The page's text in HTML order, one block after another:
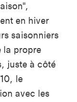
en hiver
saisonniers
la propre
juste à côté
le
avec les